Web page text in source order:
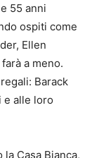
55 anni
ospiti come
Ellen
a meno.
Barack
e alle loro
Casa Bianca,